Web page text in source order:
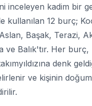
inceleyen kadim bir
kullanılan 12 burç;
Başak, Terazi,
ve Balık'tır. Her burç,
denk
ve kişinin doğum